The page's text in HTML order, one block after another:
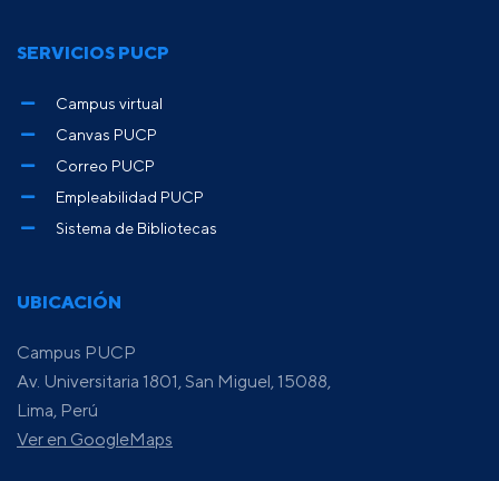
UBICACIÓN
Campus PUCP
Av. Universitaria 1801, San Miguel, 15088,
Lima, Perú
Ver en GoogleMaps
SERVICIOS PUCP
Campus virtual
Canvas PUCP
Correo PUCP
Empleabilidad PUCP
Sistema de Bibliotecas